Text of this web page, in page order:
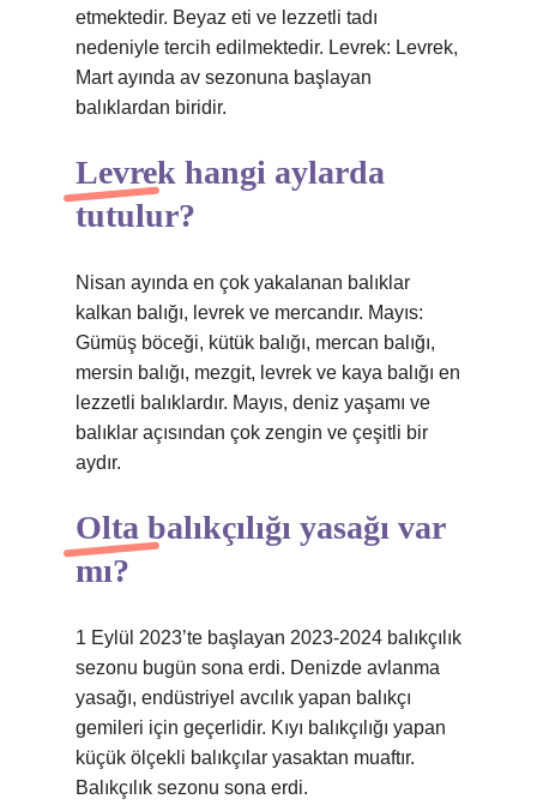
etmektedir. Beyaz eti ve lezzetli tadı
nedeniyle tercih edilmektedir. Levrek: Levrek,
Mart ayında av sezonuna başlayan
balıklardan biridir.
Levrek hangi aylarda
tutulur?
Nisan ayında en çok yakalanan balıklar
kalkan balığı, levrek ve mercandır. Mayıs:
Gümüş böceği, kütük balığı, mercan balığı,
mersin balığı, mezgit, levrek ve kaya balığı en
lezzetli balıklardır. Mayıs, deniz yaşamı ve
balıklar açısından çok zengin ve çeşitli bir
aydır.
Olta balıkçılığı yasağı var
mı?
1 Eylül 2023’te başlayan 2023-2024 balıkçılık
sezonu bugün sona erdi. Denizde avlanma
yasağı, endüstriyel avcılık yapan balıkçı
gemileri için geçerlidir. Kıyı balıkçılığı yapan
küçük ölçekli balıkçılar yasaktan muaftır.
Balıkçılık sezonu sona erdi.